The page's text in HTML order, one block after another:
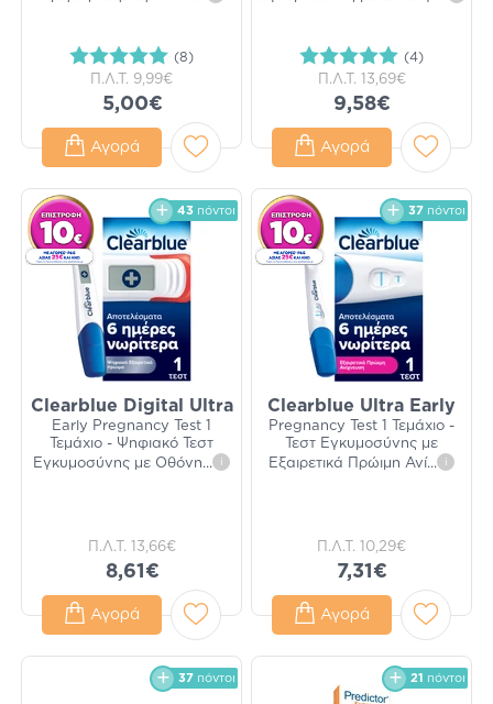
(8)
Π.Λ.Τ. 9,99€
5,00€
Αγορά
(4)
Π.Λ.Τ. 13,69€
9,58€
Αγορά
43 πόντοι
Clearblue Digital Ultra
Early Pregnancy Test 1
Τεμάχιο - Ψηφιακό Τεστ
Εγκυμοσύνης με Οθόνη... i
Π.Λ.Τ. 13,66€
8,61€
Αγορά
37 πόντοι
Clearblue Ultra Early
Pregnancy Test 1 Τεμάχιο -
Τεστ Εγκυμοσύνης με
Εξαιρετικά Πρώιμη Ανί... i
Π.Λ.Τ. 10,29€
7,31€
Αγορά
37 πόντοι 21 πόντοι